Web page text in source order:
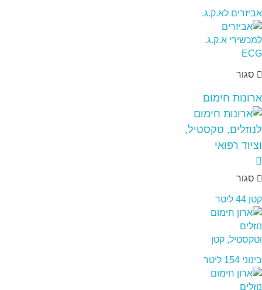
אביזרים לא.ק.ג.
סגור
ארונות חימום
סגור
קטן 44 ליטר
בינוני 154 ליטר